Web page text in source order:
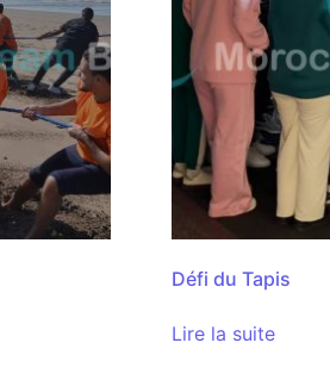
Défi du Tapis
Lire la suite